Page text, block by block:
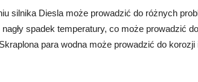
silnika Diesla może prowadzić do różnych
spadek temperatury, co może prowadzić
para wodna może prowadzić do